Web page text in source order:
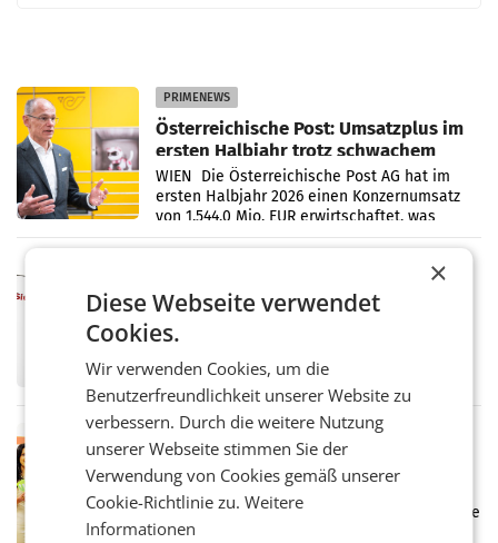
PRIMENEWS
Österreichische Post: Umsatzplus im
ersten Halbjahr trotz schwachem
Briefgeschäft
WIEN Die Österreichische Post AG hat im
ersten Halbjahr 2026 einen Konzernumsatz
von 1.544,0 Mio. EUR erwirtschaftet, was
einem Plus von 3,8 Prozent gegenüber dem
ProSiebenSat.1 spart und macht
überraschend viel Gewinn
UNTERFÖHRING/MAILAND/AMSTERDAM. Der
Frühjahr dank Kostensenkungen operativ
wieder Gewinn gemacht und die
Markterwartung deutlich übertroffen.
RETAIL
Eine Bühne für Zirkularität: ARA und
Müller informieren am POS über
Kreislauffähigkeit
Über den gesamten August hinweg rücken die
Altstoff Recycling Austria AG (ARA) und der
×
Diese Webseite verwendet
Cookies.
Wir verwenden Cookies, um die
Benutzerfreundlichkeit unserer Website zu
verbessern. Durch die weitere Nutzung
unserer Webseite stimmen Sie der
Verwendung von Cookies gemäß unserer
Cookie-Richtlinie zu.Weitere
Informationen